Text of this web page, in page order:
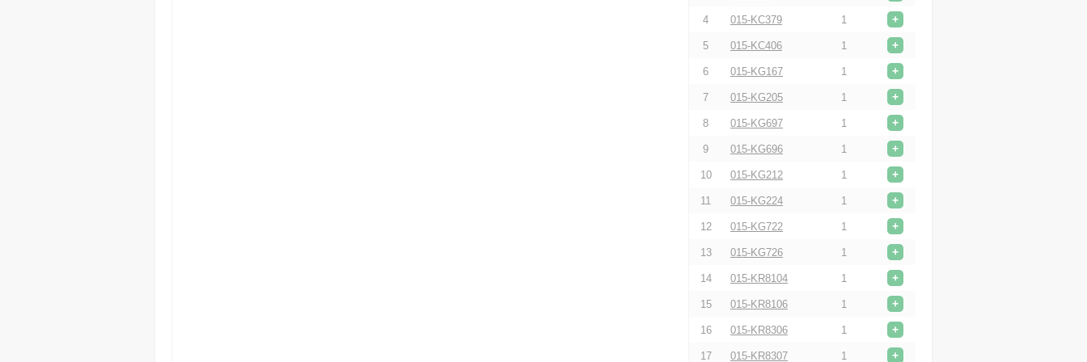
4 015-KC379 1 +
5 015-KC406 1 +
6 015-KG167 1 +
7 015-KG205 1 +
8 015-KG697 1 +
9 015-KG696 1 +
10 015-KG212 1 +
11 015-KG224 1 +
12 015-KG722 1 +
13 015-KG726 1 +
14 015-KR8104 1 +
15 015-KR8106 1 +
16 015-KR8306 1 +
17 015-KR8307 1 +